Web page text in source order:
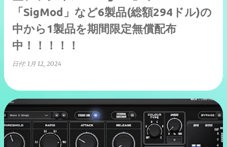
「SigMod」など6製品(総額294ドル)の
中から1製品を期間限定無償配布
中！！！！！
日付: 1月 12, 2024